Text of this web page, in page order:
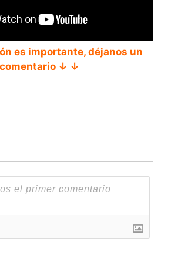
es importante, déjanos un
comentario ↓ ↓